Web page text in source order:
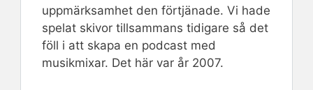
uppmärksamhet den förtjänade. Vi hade
spelat skivor tillsammans tidigare så det
föll i att skapa en podcast med
musikmixar. Det här var år 2007.